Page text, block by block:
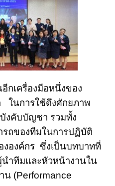
กเครื่องมือหนึ่งของ
ในการใช้ดึงศักยภาพ
งคับบัญชา รวมทั้ง
ถของทีมในการปฏิบัติ
งองค์กร ซึ่งเป็นบทบาทที่
ำทีมและหัวหน้างานใน
น (Performance